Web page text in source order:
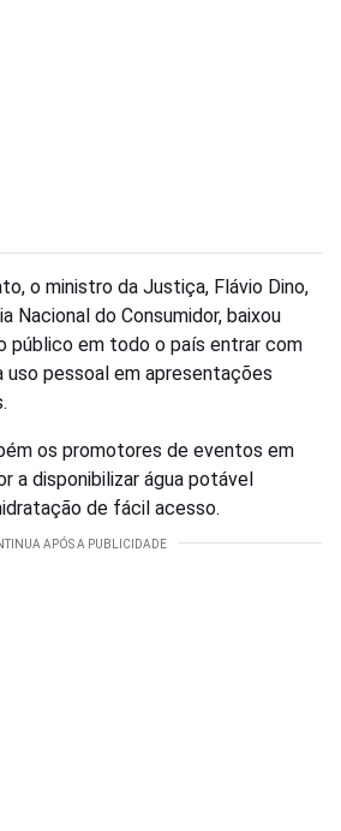
o ministro da Justiça, Flávio Dino,
Nacional do Consumidor, baixou
público em todo o país entrar com
uso pessoal em apresentações
os promotores de eventos em
a disponibilizar água potável
de fácil acesso.